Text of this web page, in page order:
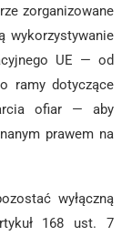
zorganizowane
wykorzystywanie
UE — od
ramy dotyczące
ofiar — aby
prawem na
wyłączną
168 ust. 7